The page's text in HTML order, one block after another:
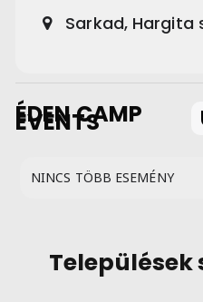
Sarkad, Hargita
ÉDEN CAMP
EVENTS
NINCS TÖBB ESEMÉNY
Települések